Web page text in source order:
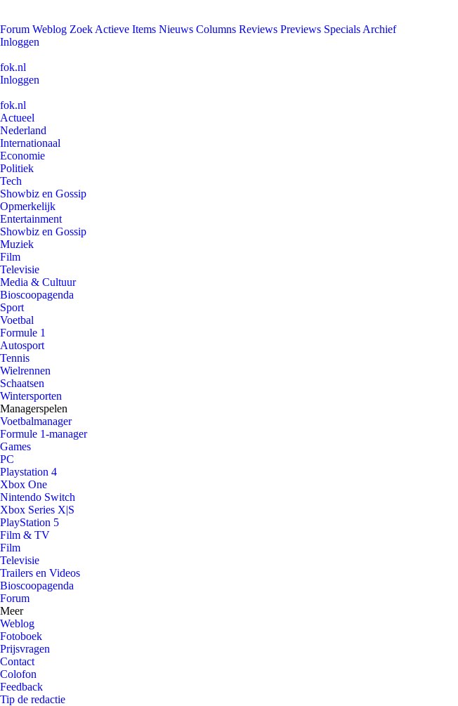
Forum Weblog Zoek Actieve Items Nieuws Columns Reviews Previews Specials Archief
Inloggen
fok.nl
Inloggen
fok.nl
Actueel
Nederland
Internationaal
Economie
Politiek
Tech
Showbiz en Gossip
Opmerkelijk
Entertainment
Showbiz en Gossip
Muziek
Film
Televisie
Media & Cultuur
Bioscoopagenda
Sport
Voetbal
Formule 1
Autosport
Tennis
Wielrennen
Schaatsen
Wintersporten
Managerspelen
Voetbalmanager
Formule 1-manager
Games
PC
Playstation 4
Xbox One
Nintendo Switch
Xbox Series X|S
PlayStation 5
Film & TV
Film
Televisie
Trailers en Videos
Bioscoopagenda
Forum
Meer
Weblog
Fotoboek
Prijsvragen
Contact
Colofon
Feedback
Tip de redactie